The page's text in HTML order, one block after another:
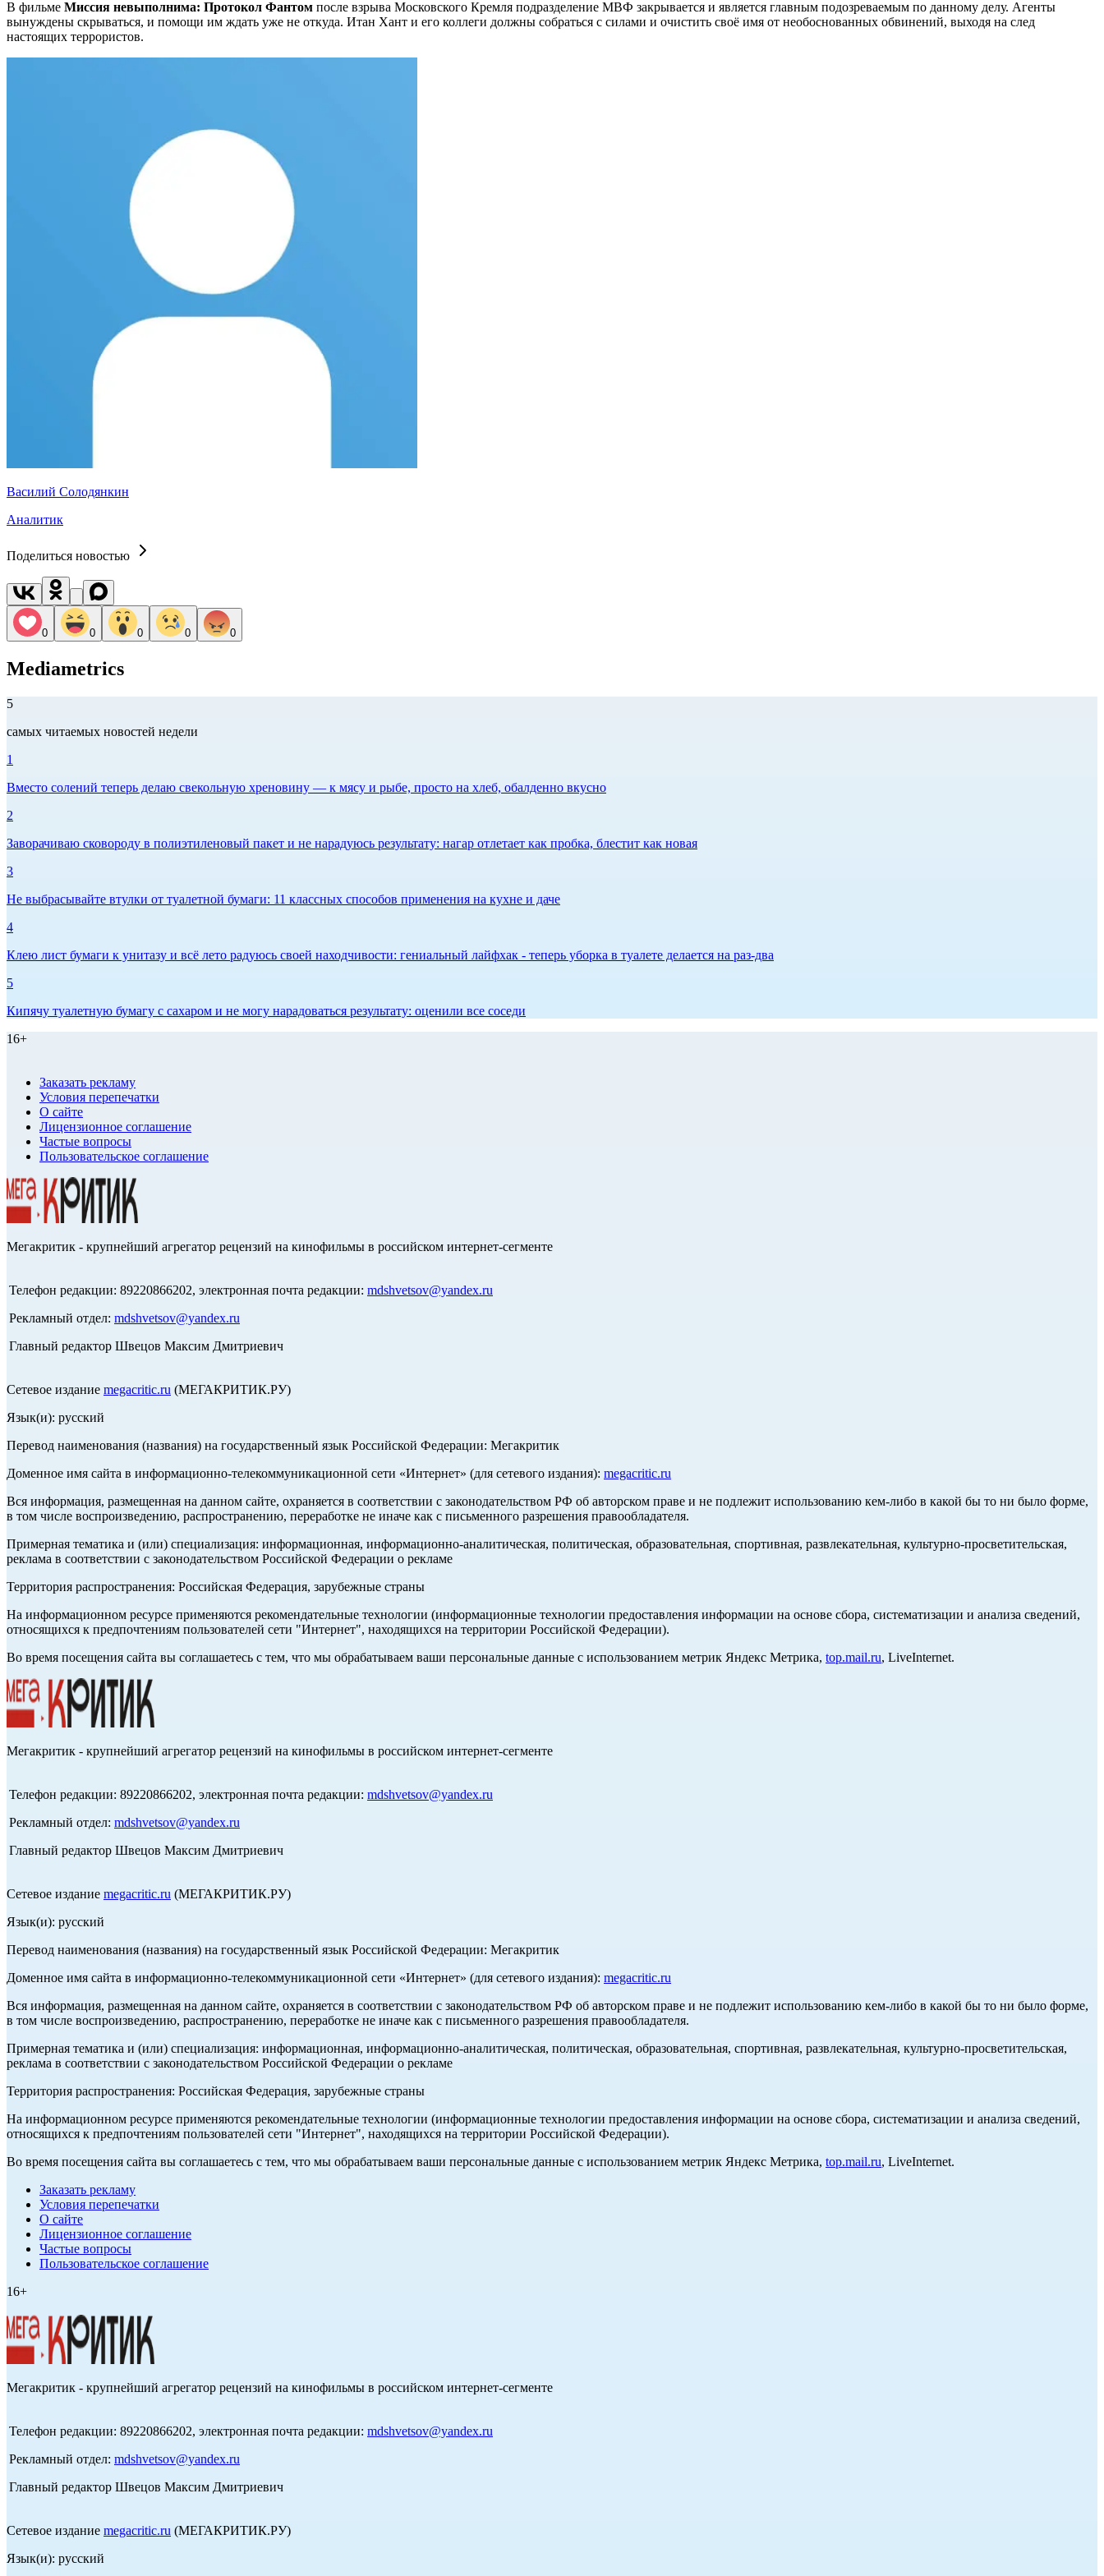
В фильме Миссия невыполнима: Протокол Фантом после взрыва Московского Кремля подразделение МВФ закрывается и является главным подозреваемым по данному делу. Агенты
вынуждены скрываться, и помощи им ждать уже не откуда. Итан Хант и его коллеги должны собраться с силами и очистить своё имя от необоснованных обвинений, выходя на след
настоящих террористов.
Василий Солодянкин
Аналитик
Поделиться новостью
0 0 0 0 0
Mediametrics
5
самых читаемых новостей недели
1
Вместо солений теперь делаю свекольную хреновину — к мясу и рыбе, просто на хлеб, обалденно вкусно
2
Заворачиваю сковороду в полиэтиленовый пакет и не нарадуюсь результату: нагар отлетает как пробка, блестит как новая
3
Не выбрасывайте втулки от туалетной бумаги: 11 классных способов применения на кухне и даче
4
Клею лист бумаги к унитазу и всё лето радуюсь своей находчивости: гениальный лайфхак - теперь уборка в туалете делается на раз-два
5
Кипячу туалетную бумагу с сахаром и не могу нарадоваться результату: оценили все соседи
16+
Заказать рекламу
Условия перепечатки
О сайте
Лицензионное соглашение
Частые вопросы
Пользовательское соглашение
Мегакритик - крупнейший агрегатор рецензий на кинофильмы в российском интернет-сегменте
Телефон редакции: 89220866202, электронная почта редакции: mdshvetsov@yandex.ru
Рекламный отдел: mdshvetsov@yandex.ru
Главный редактор Швецов Максим Дмитриевич
Сетевое издание megacritic.ru (МЕГАКРИТИК.РУ)
Язык(и): русский
Перевод наименования (названия) на государственный язык Российской Федерации: Мегакритик
Доменное имя сайта в информационно-телекоммуникационной сети «Интернет» (для сетевого издания): megacritic.ru
Вся информация, размещенная на данном сайте, охраняется в соответствии с законодательством РФ об авторском праве и не подлежит использованию кем-либо в какой бы то ни было форме,
в том числе воспроизведению, распространению, переработке не иначе как с письменного разрешения правообладателя.
Примерная тематика и (или) специализация: информационная, информационно-аналитическая, политическая, образовательная, спортивная, развлекательная, культурно-просветительская,
реклама в соответствии с законодательством Российской Федерации о рекламе
Территория распространения: Российская Федерация, зарубежные страны
На информационном ресурсе применяются рекомендательные технологии (информационные технологии предоставления информации на основе сбора, систематизации и анализа сведений,
относящихся к предпочтениям пользователей сети "Интернет", находящихся на территории Российской Федерации).
Во время посещения сайта вы соглашаетесь с тем, что мы обрабатываем ваши персональные данные с использованием метрик Яндекс Метрика, top.mail.ru, LiveInternet.
Мегакритик - крупнейший агрегатор рецензий на кинофильмы в российском интернет-сегменте
Телефон редакции: 89220866202, электронная почта редакции: mdshvetsov@yandex.ru
Рекламный отдел: mdshvetsov@yandex.ru
Главный редактор Швецов Максим Дмитриевич
Сетевое издание megacritic.ru (МЕГАКРИТИК.РУ)
Язык(и): русский
Перевод наименования (названия) на государственный язык Российской Федерации: Мегакритик
Доменное имя сайта в информационно-телекоммуникационной сети «Интернет» (для сетевого издания): megacritic.ru
Вся информация, размещенная на данном сайте, охраняется в соответствии с законодательством РФ об авторском праве и не подлежит использованию кем-либо в какой бы то ни было форме,
в том числе воспроизведению, распространению, переработке не иначе как с письменного разрешения правообладателя.
Примерная тематика и (или) специализация: информационная, информационно-аналитическая, политическая, образовательная, спортивная, развлекательная, культурно-просветительская,
реклама в соответствии с законодательством Российской Федерации о рекламе
Территория распространения: Российская Федерация, зарубежные страны
На информационном ресурсе применяются рекомендательные технологии (информационные технологии предоставления информации на основе сбора, систематизации и анализа сведений,
относящихся к предпочтениям пользователей сети "Интернет", находящихся на территории Российской Федерации).
Во время посещения сайта вы соглашаетесь с тем, что мы обрабатываем ваши персональные данные с использованием метрик Яндекс Метрика, top.mail.ru, LiveInternet.
Заказать рекламу
Условия перепечатки
О сайте
Лицензионное соглашение
Частые вопросы
Пользовательское соглашение
16+
Мегакритик - крупнейший агрегатор рецензий на кинофильмы в российском интернет-сегменте
Телефон редакции: 89220866202, электронная почта редакции: mdshvetsov@yandex.ru
Рекламный отдел: mdshvetsov@yandex.ru
Главный редактор Швецов Максим Дмитриевич
Сетевое издание megacritic.ru (МЕГАКРИТИК.РУ)
Язык(и): русский